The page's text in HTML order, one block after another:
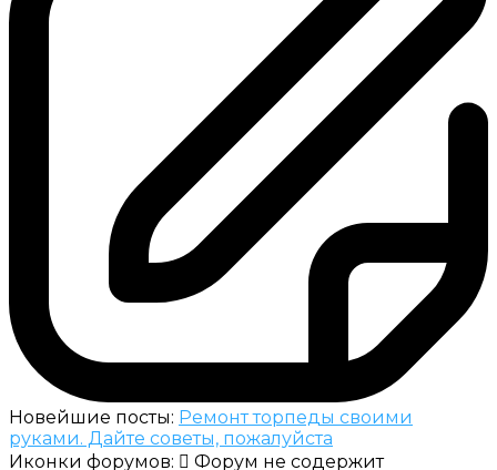
Новейшие посты: Ремонт торпеды своими
руками. Дайте советы, пожалуйста
Иконки форумов:
Форум не содержит